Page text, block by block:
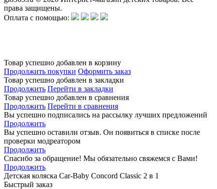
права защищены.
Оплата с помощью:
Товар успешно добавлен в корзину
Продолжить покупки Оформить заказ
Товар успешно добавлен в закладки
Продолжить Перейти в закладки
Товар успешно добавлен в сравнения
Продолжить Перейти в сравнения
Вы успешно подписались на рассылку лучших предложений
Продолжить
Вы успешно оставили отзыв. Он появиться в списке после
проверки модреатором
Продолжить
Спасибо за обращение! Мы обязательно свяжемся с Вами!
Продолжить
Детская коляска Car-Baby Concord Classiс 2 в 1
Быстрый заказ